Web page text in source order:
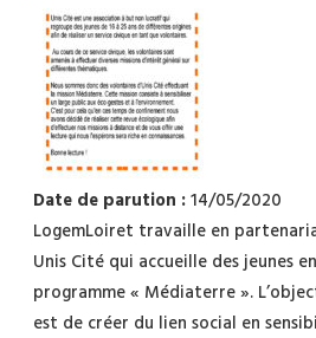
Date de parution : 14/05/2020
LogemLoiret travaille en
Unis Cité qui accueille des jeunes
programme « Médiaterre ».
est de créer du lien social en